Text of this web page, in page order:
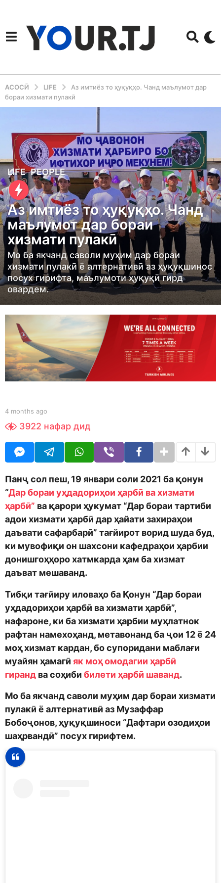
АСОСӢ LIFE
Аз имтиёз то ҳуқуқҳо. Чанд маълумот дар
бораи хизмати пулакӣ
4
m
o
n
t
h
s
a
g
o
4
t
h
g
o
LIFE ,PEOPLE
Аз имтиёз то ҳуқуқҳо. Чанд
маълумот дар бораи
хизмати пулакӣ
Мо ба якчанд саволи муҳим дар бораи
хизмати пулакӣ ё алтернативӣ аз ҳуқуқшинос
посух гирифта, маълумоти ҳуқуқӣ гирд
овардем.
b
S
h
d
o
n
4 months ago
o
t
h
a
o
3922 нафар дид
Панҷ сол пеш, 19 январи соли 2021 ба қонун
“Дар бораи уҳдадориҳои ҳарбӣ ва хизмати
ҳарбӣ” ва қарори ҳукумат “Дар бораи тартиби
адои хизмати ҳарбӣ дар ҳайати захираҳои
даъвати сафарбарӣ” тағйирот ворид шуда буд,
ки мувофиқи он шахсони кафедраҳои ҳарбии
донишгоҳҳоро хатмкарда ҳам ба хизмат
даъват мешаванд.
Тибқи тағйиру иловаҳо ба Қонун “Дар бораи
уҳдадориҳои ҳарбӣ ва хизмати ҳарбӣ”,
нафароне, ки ба хизмати ҳарбии муҳлатнок
рафтан намехоҳанд, метавонанд ба ҷои 12 ё 24
моҳ хизмат кардан, бо супоридани маблағи
муайян ҳамагӣ як моҳ омодагии ҳарбӣ
гиранд ва соҳиби билети ҳарбӣ шаванд.
Мо ба якчанд саволи муҳим дар бораи хизмати
пулакӣ ё алтернативӣ аз Музаффар
Бобоҷонов, ҳуқуқшиноси “Дафтари озодиҳои
шаҳрвандӣ” посух гирифтем.